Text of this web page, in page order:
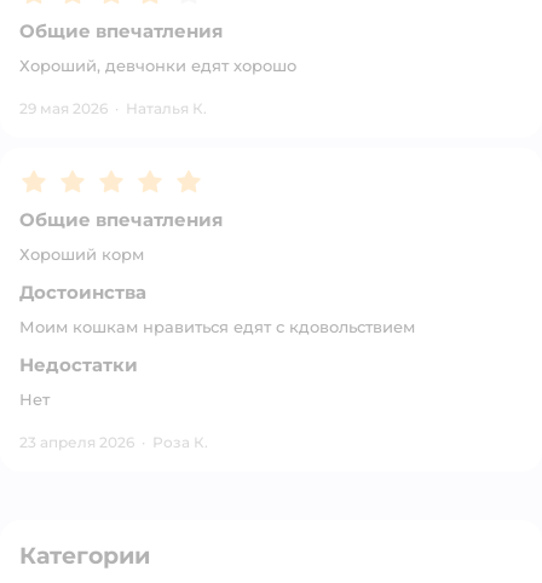
Общие впечатления
Хороший, девчонки едят хорошо
29 мая 2026 · Наталья К.
Рейтинг:5
Общие впечатления
Хороший корм
Достоинства
Моим кошкам нравиться едят с кдовольствием
Недостатки
Нет
23 апреля 2026 · Роза К.
Категории